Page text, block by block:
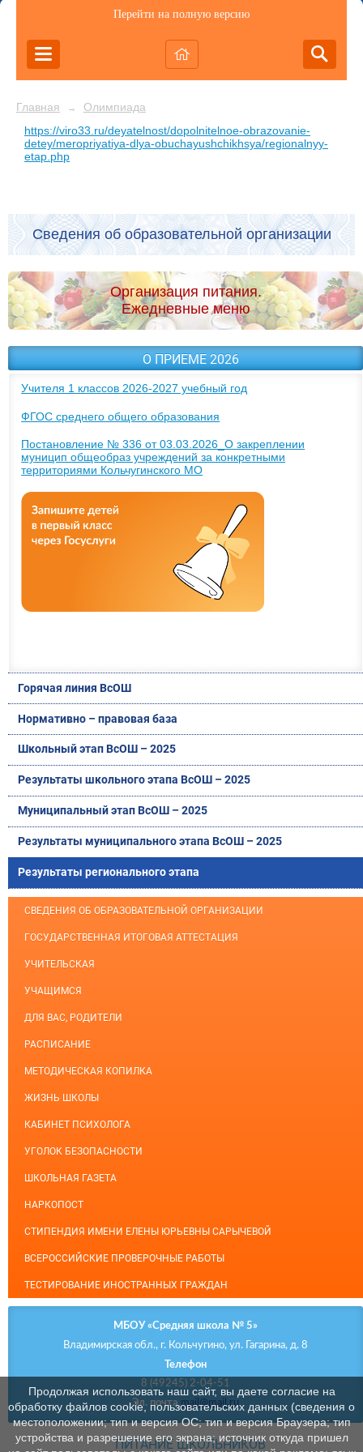
Перейти на полную версию
Главная →
Олимпиада
https://viro33.ru/deyatelnost/dopolnitelnoe-obrazovanie-
detey/meropriyatiya-dlya-obuchayushchikhsya/regionalnyy-
etap.php
Сведения об образовательной организации
Организация питания.
Ежедневные меню
О ПРИЕМЕ 2026
Учителя 1 классов 2026-2027 учебный год
ФГОС среднего общего образования
Постановление № 336 от 03.03.2026_О закреплении
муницип общеобраз учреждений за конкретными
территориями Кольчугинского МО
Горячая линия ВсОШ
Нормативно – правовая база
Школьный этап ВсОШ – 2025
Результаты школьного этапа ВсОШ – 2025
Муниципальный этап ВсОШ – 2025
Результаты муниципального этапа ВсОШ – 2025
Результаты регионального этапа
СВЕДЕНИЯ ОБ ОБРАЗОВАТЕЛЬНОЙ ОРГАНИЗАЦИИ
ГОСУДАРСТВЕННАЯ ИТОГОВАЯ АТТЕСТАЦИЯ
УЧИТЕЛЬСКАЯ
УЧАЩИМСЯ
ДЛЯ ВАС, РОДИТЕЛИ
РАСПИСАНИЕ
МЕТОДИЧЕСКАЯ КОПИЛКА
ЖИЗНЬ ШКОЛЫ
КАБИНЕТ ПСИХОЛОГА
УГОЛОК БЕЗОПАСНОСТИ
ШКОЛЬНАЯ ГАЗЕТА
НАРКОПОСТ
СТИПЕНДИЯ ИМЕНИ ЕЛЕНЫ ЮРЬЕВНЫ САРЫЧЕВОЙ
ВСЕРОССИЙСКИЕ ПРОВЕРОЧНЫЕ РАБОТЫ
ТЕСТИРОВАНИЕ ИНОСТРАННЫХ ГРАЖДАН
МБОУ «Средняя школа № 5»
Владимирская обл., г. Кольчугино, ул. Гагарина, д. 8
Телефон
8 (49245) 2-04-51
Эл. почта mail@mail.ru
ПИТАНИЕ ШКОЛЬНИКОВ
Продолжая использовать наш сайт, вы даете согласие на
обработку файлов cookie, пользовательских данных (сведения о
местоположении; тип и версия ОС; тип и версия Браузера; тип
устройства и разрешение его экрана; источник откуда пришел